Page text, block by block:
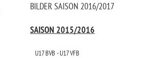
BILDER SAISON 2016/2017
SAISON 2015/2016
U17 BVB - U17 VFB